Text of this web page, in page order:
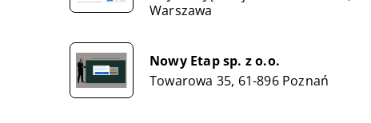
Warszawa
Nowy Etap sp. z o.o.
Towarowa 35, 61-896 Poznań